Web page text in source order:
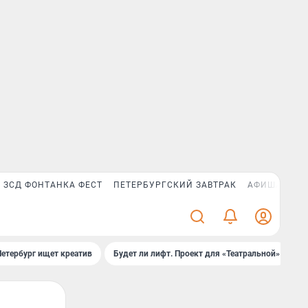
ЗСД ФОНТАНКА ФЕСТ ПЕТЕРБУРГСКИЙ ЗАВТРАК АФИША PLUS
ищет креатив Будет ли лифт. Проект для «Театральной»